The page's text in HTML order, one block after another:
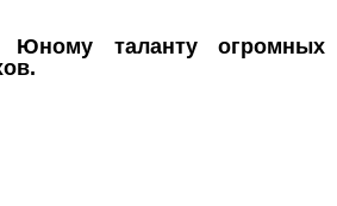
таланту огромных